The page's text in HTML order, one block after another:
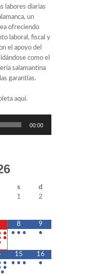
labores diarias
un
ofreciendo
laboral, fiscal y
el apoyo del
como el
salamantina
garantías.
aquí.
00:00
s
d
1
2
•
•
8
• • •
9
•
•
•
•
15
• • •
16
•